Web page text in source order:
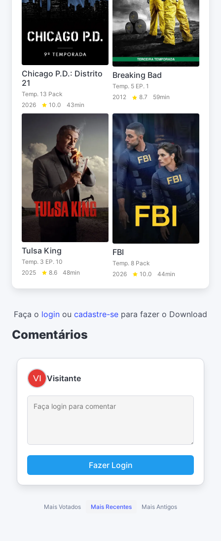
Chicago P.D.: Distrito
21
Temp. 13 Pack
2026
10.0 43min
Breaking Bad
Temp. 5 EP. 1
2012
8.7 59min
Tulsa King
Temp. 3 EP. 10
2025
8.6 48min
FBI
Temp. 8 Pack
2026
10.0 44min
Faça o login ou cadastre-se para fazer o Download
Comentários
Visitante
Fazer Login
Mais Votados Mais Recentes Mais Antigos